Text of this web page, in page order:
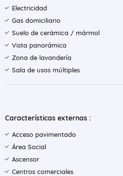
Electricidad
Gas domiciliario
Suelo de cerámica / mármol
Vista panorámica
Zona de lavandería
Sala de usos múltiples
Características externas :
Acceso pavimentado
Área Social
Ascensor
Centros comerciales